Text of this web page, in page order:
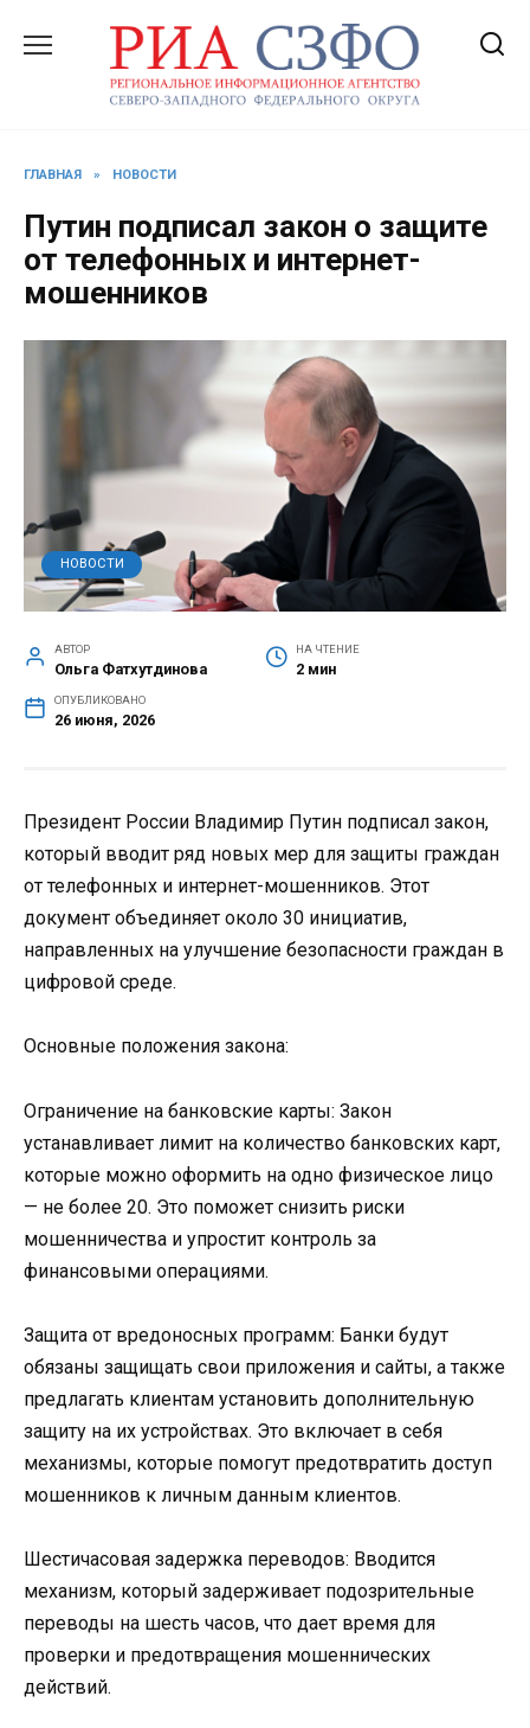
содержанию
ГЛАВНАЯ » НОВОСТИ
Путин подписал закон о защите
от телефонных и интернет-
мошенников
НОВОСТИ
АВТОР
Ольга Фатхутдинова
НА ЧТЕНИЕ
2 мин
ОПУБЛИКОВАНО
26 июня, 2026
Президент России Владимир Путин подписал закон,
который вводит ряд новых мер для защиты граждан
от телефонных и интернет-мошенников. Этот
документ объединяет около 30 инициатив,
направленных на улучшение безопасности граждан в
цифровой среде.
Основные положения закона:
Ограничение на банковские карты: Закон
устанавливает лимит на количество банковских карт,
которые можно оформить на одно физическое лицо
— не более 20. Это поможет снизить риски
мошенничества и упростит контроль за
финансовыми операциями.
Защита от вредоносных программ: Банки будут
обязаны защищать свои приложения и сайты, а также
предлагать клиентам установить дополнительную
защиту на их устройствах. Это включает в себя
механизмы, которые помогут предотвратить доступ
мошенников к личным данным клиентов.
Шестичасовая задержка переводов: Вводится
механизм, который задерживает подозрительные
переводы на шесть часов, что дает время для
проверки и предотвращения мошеннических
действий.